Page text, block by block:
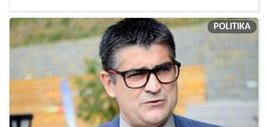
POLITIKA